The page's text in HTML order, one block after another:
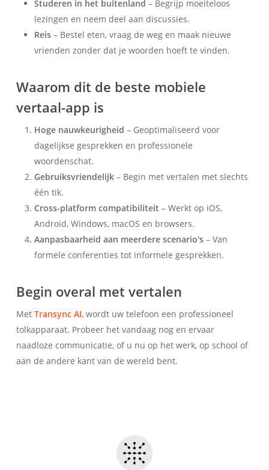
Studeren in het buitenland – Begrijp moeiteloos
lezingen en neem deel aan discussies.
Reis– Bestel eten, vraag de weg en maak nieuwe
vrienden zonder dat je woorden hoeft te vinden.
Waarom dit de beste mobiele
vertaal-app is
Hoge nauwkeurigheid – Geoptimaliseerd voor
dagelijkse gesprekken en professionele
woordenschat.
Gebruiksvriendelijk– Begin met vertalen met slechts
één tik.
Cross-platform compatibiliteit – Werkt op iOS,
Android, Windows, macOS en browsers.
Aanpasbaarheid aan meerdere scenario's– Van
formele conferenties tot informele gesprekken.
Begin overal met vertalen
Met Transync AI, wordt uw telefoon een professioneel
tolkapparaat. Probeer het vandaag nog en ervaar
naadloze communicatie, of u nu op het werk, op school of
aan de andere kant van de wereld bent.